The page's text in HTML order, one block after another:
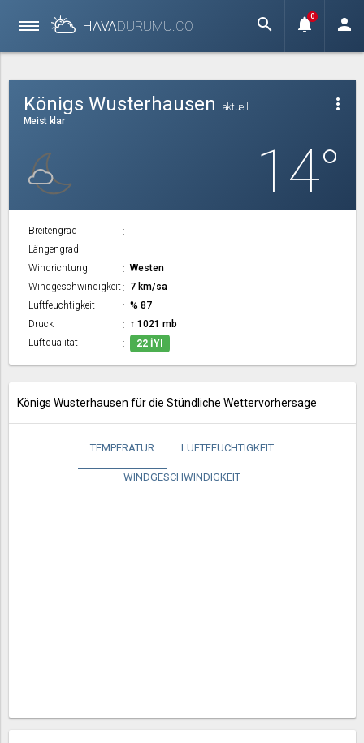
HAVADURUMU.CO search notifications
0 person
more_vert
Königs Wusterhausen
aktuell
Meist klar
14°
Breitengrad
Längengrad
Windrichtung
Westen
Windgeschwindigkeit
7 km/sa
Luftfeuchtigkeit
% 87
Druck
↑ 1021 mb
Luftqualität
22 İYI
Königs Wusterhausen für die Stündliche Wettervorhersage
TEMPERATUR LUFTFEUCHTIGKEIT
WINDGESCHWINDIGKEIT